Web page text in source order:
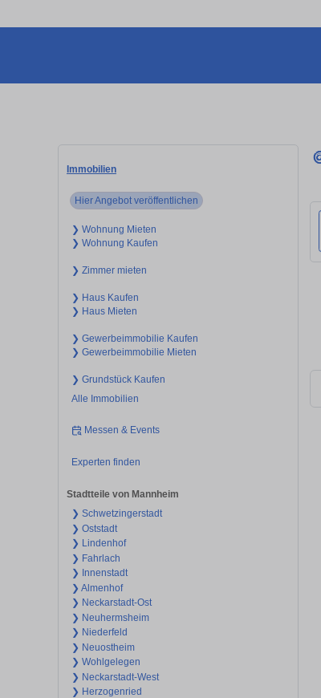
Immobilien
Hier Angebot veröffentlichen
❯ Wohnung Mieten
❯ Wohnung Kaufen
❯ Zimmer mieten
❯ Haus Kaufen
❯ Haus Mieten
❯ Gewerbeimmobilie Kaufen
❯ Gewerbeimmobilie Mieten
❯ Grundstück Kaufen
Alle Immobilien
Messen & Events
Experten finden
Stadtteile von Mannheim
❯ Schwetzingerstadt
❯ Oststadt
❯ Lindenhof
❯ Fahrlach
❯ Innenstadt
❯ Almenhof
❯ Neckarstadt-Ost
❯ Neuhermsheim
❯ Niederfeld
❯ Neuostheim
❯ Wohlgelegen
❯ Neckarstadt-West
❯ Herzogenried